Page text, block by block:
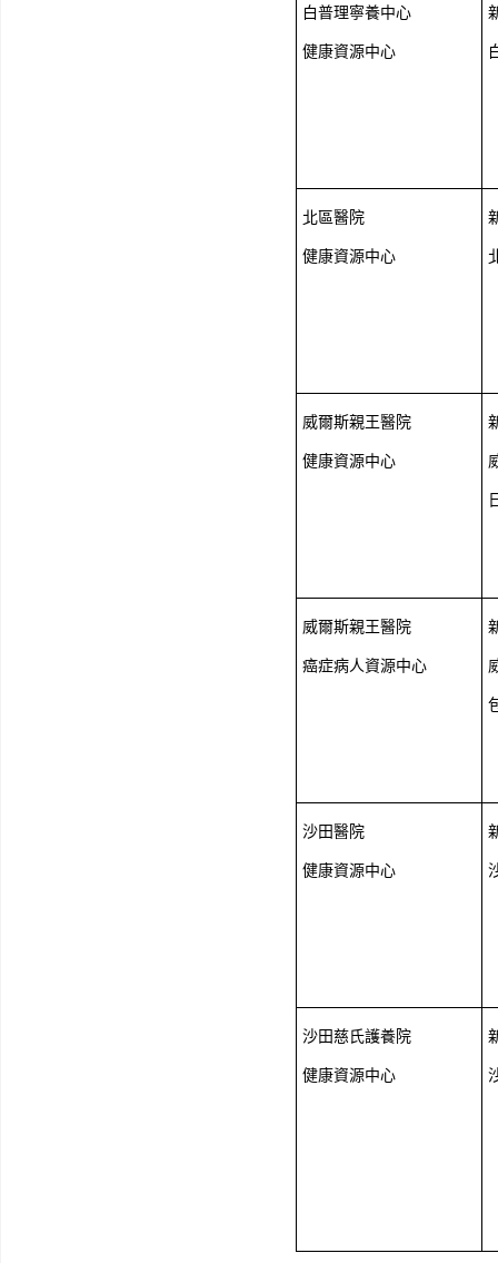
白普理寧養中心
健康資源中心
北區醫院
健康資源中心
威爾斯親王醫院
健康資源中心
威爾斯親王醫院
癌症病人資源中心
沙田醫院
健康資源中心
沙田慈氏護養院
健康資源中心